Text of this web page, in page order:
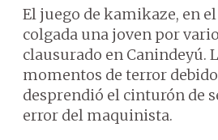
El juego de kamikaze, en
colgada una joven por
clausurado en Canindeyú.
momentos de terror debido
desprendió el cinturón de
error del maquinista.